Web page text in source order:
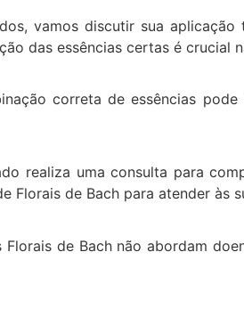
vamos discutir sua aplicação
das essências certas é crucial
correta de essências
realiza uma consulta para
de Bach para atender às
de Bach não abordam